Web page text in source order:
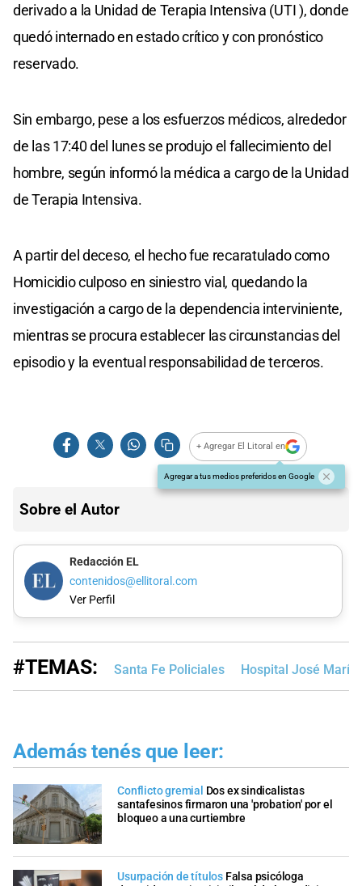
derivado a la Unidad de Terapia Intensiva (UTI ), donde
quedó internado en estado crítico y con pronóstico
reservado.
Sin embargo, pese a los esfuerzos médicos, alrededor
de las 17:40 del lunes se produjo el fallecimiento del
hombre, según informó la médica a cargo de la Unidad
de Terapia Intensiva.
A partir del deceso, el hecho fue recaratulado como
Homicidio culposo en siniestro vial, quedando la
investigación a cargo de la dependencia interviniente,
mientras se procura establecer las circunstancias del
episodio y la eventual responsabilidad de terceros.
+ Agregar El Litoral en
Agregar a tus medios preferidos en Google
Sobre el Autor
Redacción EL
contenidos@ellitoral.com
Ver Perfil
#TEMAS: Santa Fe Policiales Hospital José María
Además tenés que leer:
Conflicto gremial Dos ex sindicalistas
santafesinos firmaron una 'probation' por el
bloqueo a una curtiembre
Usurpación de títulos Falsa psicóloga